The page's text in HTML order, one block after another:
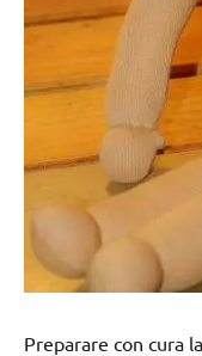
Preparare con cura